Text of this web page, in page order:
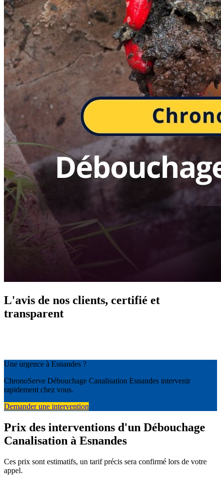
L'avis de nos clients, certifié et
transparent
Une urgence à Esnandes ?
ChronoServe Débouchage Canalisation Esnandes intervenir
rapidement chez vous.
Demander une intervention
Prix des interventions d'un Débouchage
Canalisation à Esnandes
Ces prix sont estimatifs, un tarif précis sera confirmé lors de votre
appel.